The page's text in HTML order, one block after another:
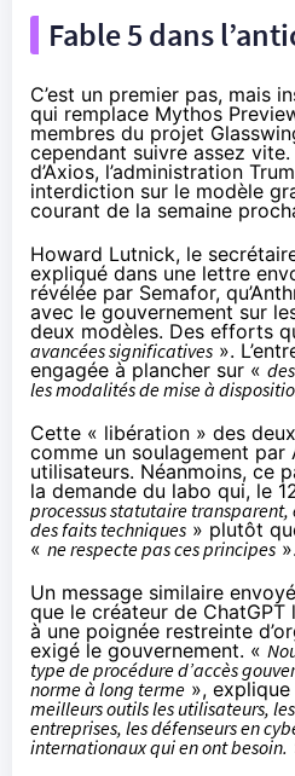
Fable 5 dans
C’est un premier pas, mais
qui remplace Mythos
membres du projet
cependant suivre assez
d’Axios, l’administration
interdiction sur le modèle
courant de la semaine
Howard Lutnick, le
expliqué dans une lettre
révélée par Semafor,
avec le gouvernement sur
deux modèles. Des efforts
avancées significatives ».
engagée à plancher sur «
les modalités de mise à
Cette « libération » des
comme un soulagement par
utilisateurs. Néanmoins, ce
la demande du labo qui, le
processus statutaire
des faits techniques » plutôt
« ne respecte pas ces principes».
Un message similaire
que le créateur de
à une poignée restreinte
exigé le gouvernement. «
type de procédure d’accès
norme à long terme », explique
meilleurs outils les utilisateurs,
entreprises, les défenseurs en
internationaux qui en ont besoin.